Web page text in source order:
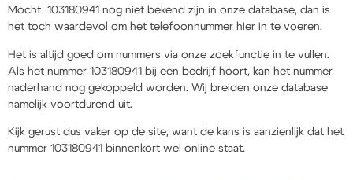
Mocht 103180941 nog niet bekend zijn in onze database, dan is
het toch waardevol om het telefoonnummer hier in te voeren.
Het is altijd goed om nummers via onze zoekfunctie in te vullen.
Als het nummer 103180941 bij een bedrijf hoort, kan het nummer
naderhand nog gekoppeld worden. Wij breiden onze database
namelijk voortdurend uit.
Kijk gerust dus vaker op de site, want de kans is aanzienlijk dat het
nummer 103180941 binnenkort wel online staat.